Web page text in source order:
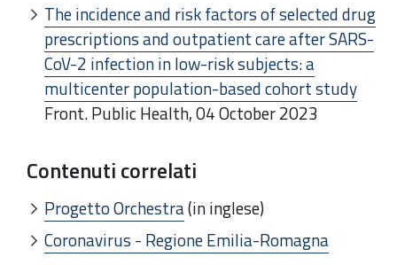
The incidence and risk factors of selected drug
prescriptions and outpatient care after SARS-
CoV-2 infection in low-risk subjects: a
multicenter population-based cohort study
Front. Public Health, 04 October 2023
Contenuti correlati
Progetto Orchestra(in inglese)
Coronavirus - Regione Emilia-Romagna